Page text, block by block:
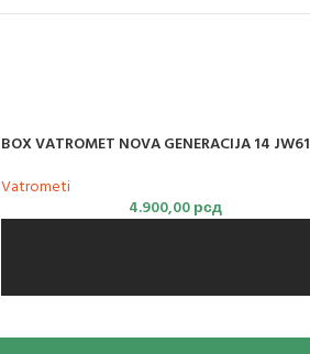
BOX VATROMET NOVA GENERACIJA 14 JW61
Vatrometi
4.900,00рсд